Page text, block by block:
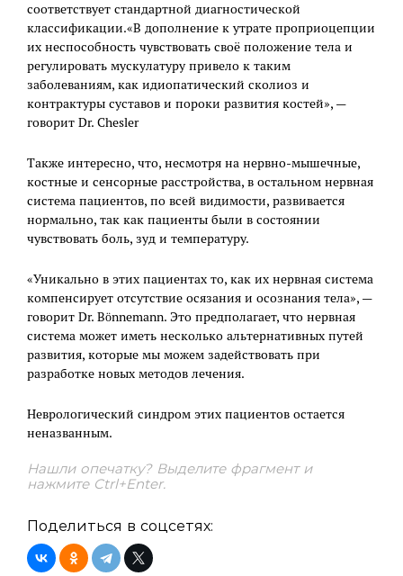
соответствует стандартной диагностической
классификации.«В дополнение к утрате проприоцепции
их неспособность чувствовать своё положение тела и
регулировать мускулатуру привело к таким
заболеваниям, как идиопатический сколиоз и
контрактуры суставов и пороки развития костей», —
говорит Dr. Chesler
Также интересно, что, несмотря на нервно-мышечные,
костные и сенсорные расстройства, в остальном нервная
система пациентов, по всей видимости, развивается
нормально, так как пациенты были в состоянии
чувствовать боль, зуд и температуру.
«Уникально в этих пациентах то, как их нервная система
компенсирует отсутствие осязания и осознания тела», —
говорит Dr. Bönnemann. Это предполагает, что нервная
система может иметь несколько альтернативных путей
развития, которые мы можем задействовать при
разработке новых методов лечения.
Неврологический синдром этих пациентов остается
неназванным.
Нашли опечатку? Выделите фрагмент и
нажмите Ctrl+Enter.
Поделиться в соцсетях: